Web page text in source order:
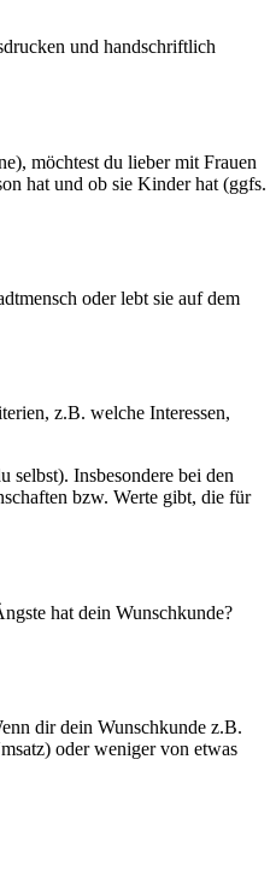
und handschriftlich
möchtest du lieber mit Frauen
hat und ob sie Kinder hat (ggfs.
oder lebt sie auf dem
z.B. welche Interessen,
selbst). Insbesondere bei den
bzw. Werte gibt, die für
hat dein Wunschkunde?
dir dein Wunschkunde z.B.
oder weniger von etwas